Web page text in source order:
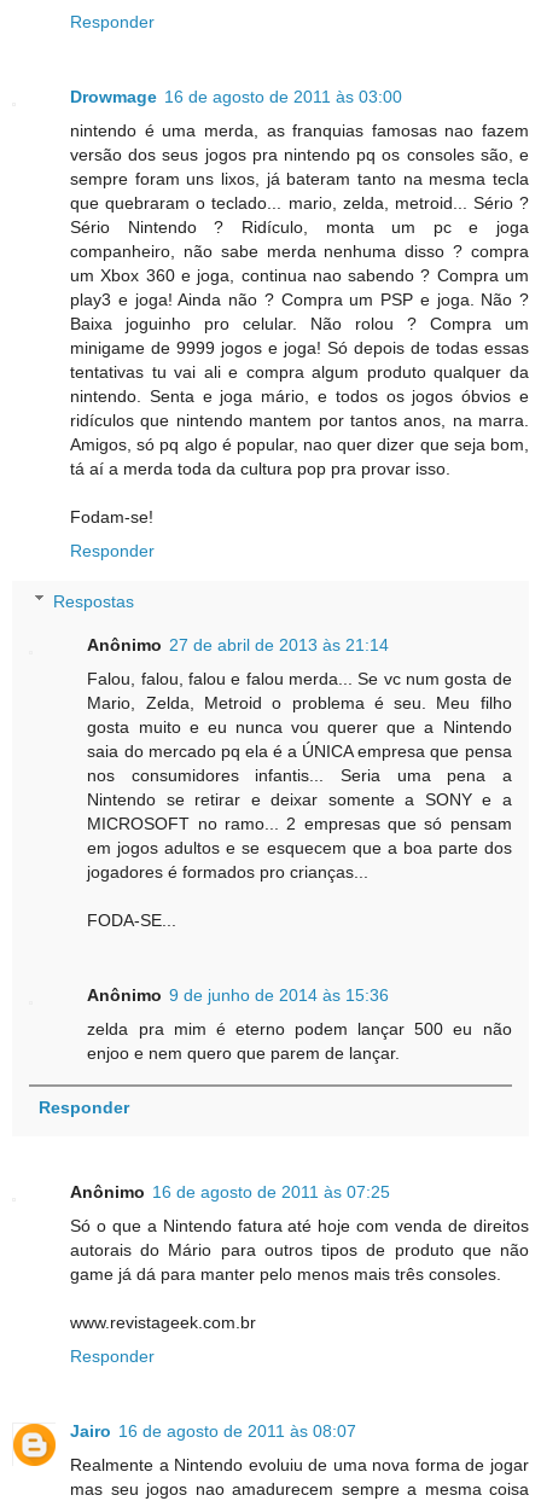
Responder
Drowmage 16 de agosto de 2011 às 03:00
nintendo é uma merda, as franquias famosas nao fazem
versão dos seus jogos pra nintendo pq os consoles são, e
sempre foram uns lixos, já bateram tanto na mesma tecla
que quebraram o teclado... mario, zelda, metroid... Sério ?
Sério Nintendo ? Ridículo, monta um pc e joga
companheiro, não sabe merda nenhuma disso ? compra
um Xbox 360 e joga, continua nao sabendo ? Compra um
play3 e joga! Ainda não ? Compra um PSP e joga. Não ?
Baixa joguinho pro celular. Não rolou ? Compra um
minigame de 9999 jogos e joga! Só depois de todas essas
tentativas tu vai ali e compra algum produto qualquer da
nintendo. Senta e joga mário, e todos os jogos óbvios e
ridículos que nintendo mantem por tantos anos, na marra.
Amigos, só pq algo é popular, nao quer dizer que seja bom,
tá aí a merda toda da cultura pop pra provar isso.
Fodam-se!
Responder
Respostas
Anônimo 27 de abril de 2013 às 21:14
Falou, falou, falou e falou merda... Se vc num gosta de
Mario, Zelda, Metroid o problema é seu. Meu filho
gosta muito e eu nunca vou querer que a Nintendo
saia do mercado pq ela é a ÚNICA empresa que pensa
nos consumidores infantis... Seria uma pena a
Nintendo se retirar e deixar somente a SONY e a
MICROSOFT no ramo... 2 empresas que só pensam
em jogos adultos e se esquecem que a boa parte dos
jogadores é formados pro crianças...
FODA-SE...
Anônimo 9 de junho de 2014 às 15:36
zelda pra mim é eterno podem lançar 500 eu não
enjoo e nem quero que parem de lançar.
Responder
Anônimo 16 de agosto de 2011 às 07:25
Só o que a Nintendo fatura até hoje com venda de direitos
autorais do Mário para outros tipos de produto que não
game já dá para manter pelo menos mais três consoles.
www.revistageek.com.br
Responder
Jairo 16 de agosto de 2011 às 08:07
Realmente a Nintendo evoluiu de uma nova forma de jogar
mas seu jogos nao amadurecem sempre a mesma coisa